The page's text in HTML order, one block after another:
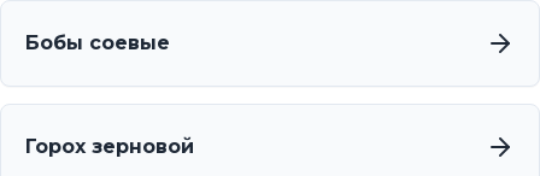
Бобы соевые
Горох зерновой